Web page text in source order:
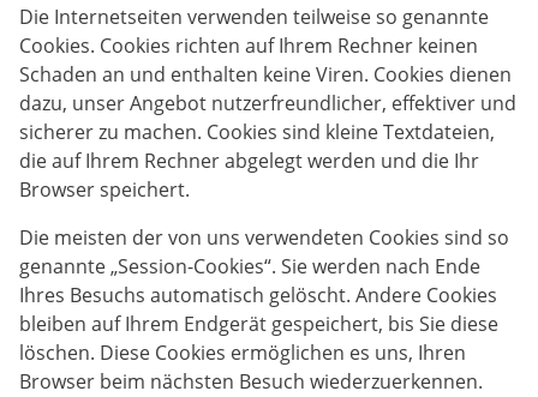
Die Internetseiten verwenden teilweise so genannte
Cookies. Cookies richten auf Ihrem Rechner keinen
Schaden an und enthalten keine Viren. Cookies dienen
dazu, unser Angebot nutzerfreundlicher, effektiver und
sicherer zu machen. Cookies sind kleine Textdateien,
die auf Ihrem Rechner abgelegt werden und die Ihr
Browser speichert.
Die meisten der von uns verwendeten Cookies sind so
genannte „Session-Cookies“. Sie werden nach Ende
Ihres Besuchs automatisch gelöscht. Andere Cookies
bleiben auf Ihrem Endgerät gespeichert, bis Sie diese
löschen. Diese Cookies ermöglichen es uns, Ihren
Browser beim nächsten Besuch wiederzuerkennen.